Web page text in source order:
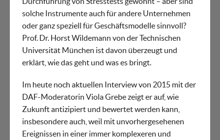
solche Instrumente auch für andere Unternehmen
oder ganz speziell für Geschäftsmodelle sinnvoll?
Prof. Dr. Horst Wildemann von der Technischen
Universität München ist davon überzeugt und
erklärt, wie das geht und was es bringt.
Im heute noch aktuellen Interview von 2015 mit der
DAF-Moderatorin Viola Grebe zeigt er auf, wie
Zukunft antizipiert und bewertet werden kann,
insbesondere auch, weil mit unvorhergesehenen
Ereignissen in einer immer komplexeren und